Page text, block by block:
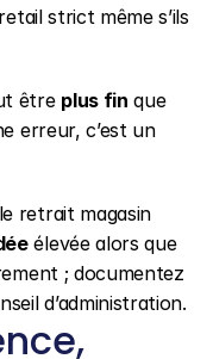
strict même s’ils
être plus fin que
erreur, c’est un
retrait magasin
élevée alors que
; documentez
d’administration.